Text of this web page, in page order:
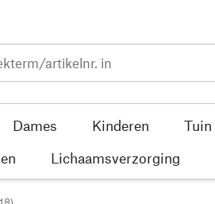
Dames Kinderen Tuin
Lichaamsverzorging